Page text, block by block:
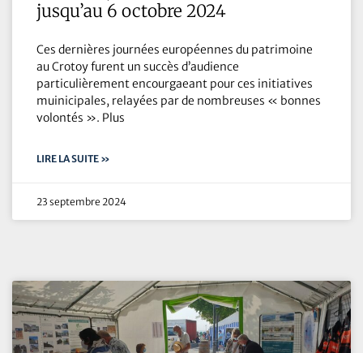
jusqu’au 6 octobre 2024
Ces dernières journées européennes du patrimoine
au Crotoy furent un succès d’audience
particulièrement encourgaeant pour ces initiatives
muinicipales, relayées par de nombreuses « bonnes
volontés ». Plus
LIRE LA SUITE »
23 septembre 2024